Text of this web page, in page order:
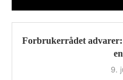
Forbrukerrådet
9.